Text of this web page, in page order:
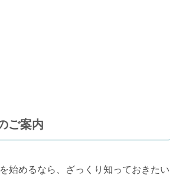
ご案内
始めるなら、ざっくり知っておきたい